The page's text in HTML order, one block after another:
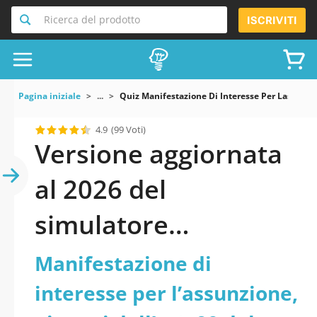
Ricerca del prodotto ISCRIVITI
Pagina iniziale ... Quiz Manifestazione Di Interesse Per
4.9 (99 Voti)
Versione aggiornata
al 2026 del
simulatore
Manifestazione di
interesse per
Manifestazione di
interesse per l’assunzione,